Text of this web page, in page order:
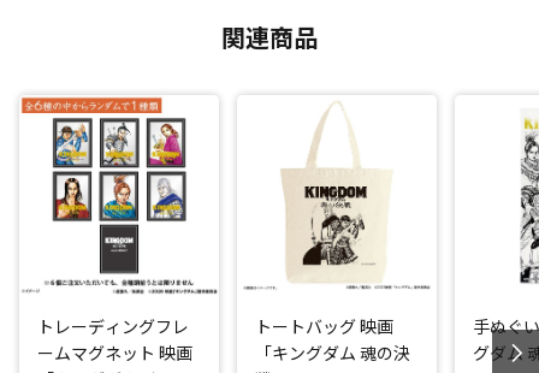
関連商品
トレーディングフレ
ームマグネット 映画
トートバッグ 映画
「キングダム 魂の決
手ぬぐ
グダム